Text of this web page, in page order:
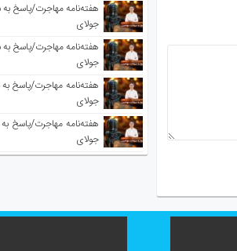
جولای
جولای
جولای
جولای